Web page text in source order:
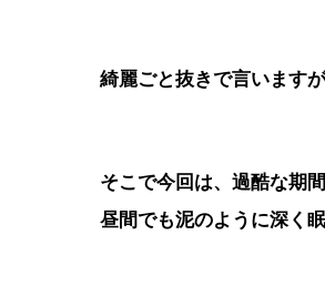
綺麗ごと抜きで言います
そこで今回は、過酷な期
昼間でも泥のように深く